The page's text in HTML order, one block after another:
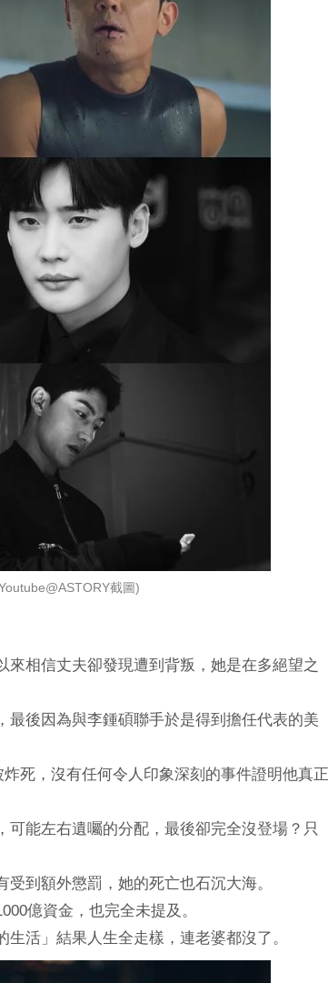
截圖)
來相信丈夫卻發現遭到背叛，她是在多絕望之
最後因為與李鍾碩聯手於是得到擔任代表的美
死，沒有任何令人印象深刻的事件證明他真正
可能左右遺囑的分配，最後卻完全沒登場？只
到額外懲罰，她的死亡也石沉大海。
億資金，也完全未提及。
活」結果人生全走樣，連老婆都沒了。